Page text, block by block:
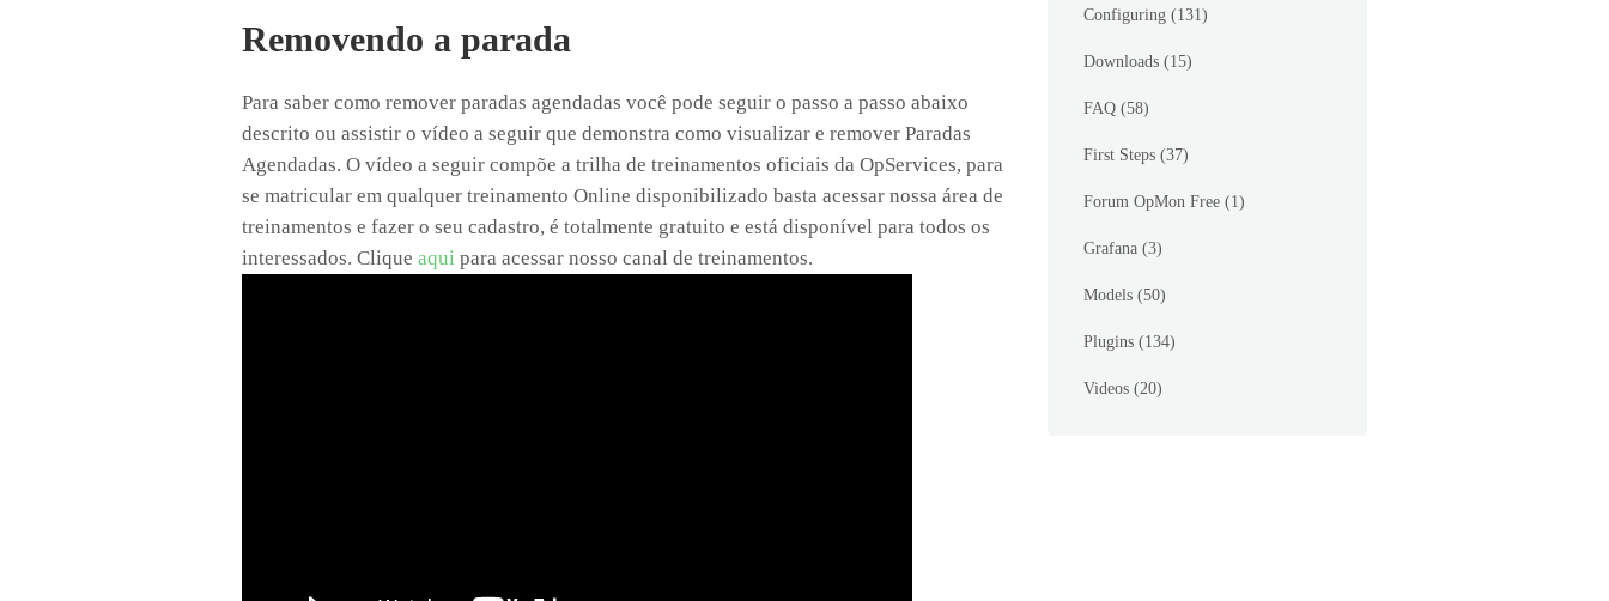
Removendo a parada
Para saber como remover paradas agendadas você pode seguir o passo a passo abaixo
descrito ou assistir o vídeo a seguir que demonstra como visualizar e remover Paradas
Agendadas. O vídeo a seguir compõe a trilha de treinamentos oficiais da OpServices, para
se matricular em qualquer treinamento Online disponibilizado basta acessar nossa área de
treinamentos e fazer o seu cadastro, é totalmente gratuito e está disponível para todos os
interessados. Clique aqui para acessar nosso canal de treinamentos.
Configuring (131)
Downloads (15)
FAQ (58)
First Steps (37)
Forum OpMon Free (1)
Grafana (3)
Models (50)
Plugins (134)
Videos (20)